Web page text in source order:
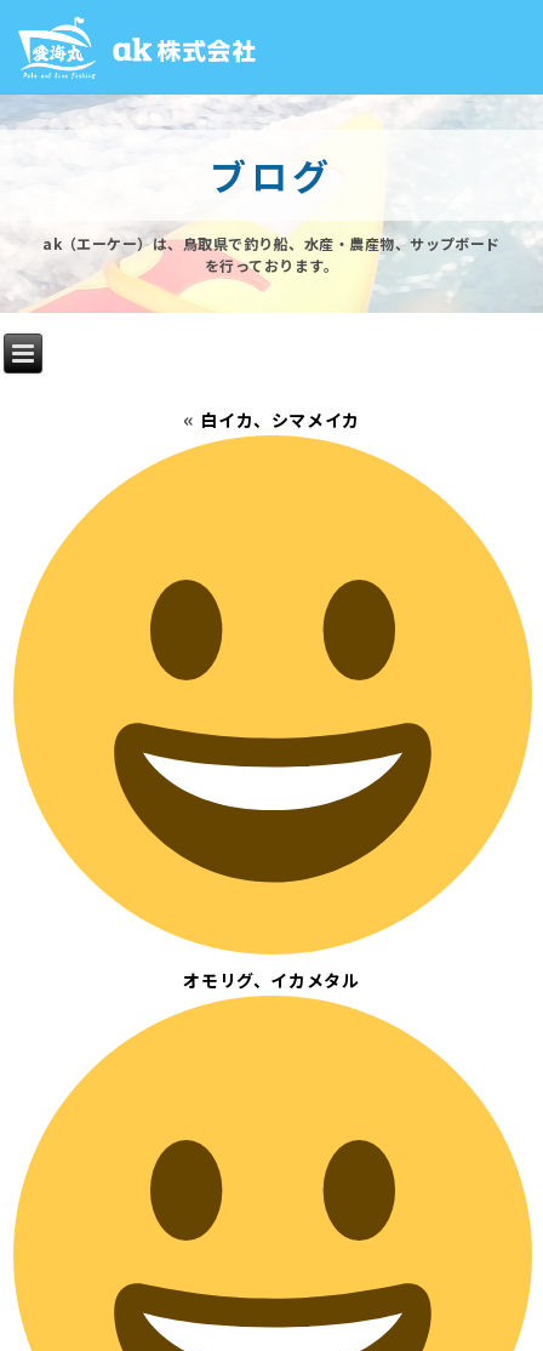
ブログ
ak（エーケー）は、鳥取県で釣り船、水産・農産物、サップボード
を行っております。
« 白イカ、シマメイカ
オモリグ、イカメタル